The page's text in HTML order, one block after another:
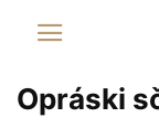
Opráski